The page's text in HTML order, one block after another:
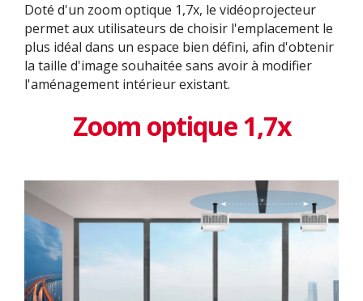
Doté d'un zoom optique 1,7x, le vidéoprojecteur
permet aux utilisateurs de choisir l'emplacement le
plus idéal dans un espace bien défini, afin d'obtenir
la taille d'image souhaitée sans avoir à modifier
l'aménagement intérieur existant. ​
Zoom optique 1,7x